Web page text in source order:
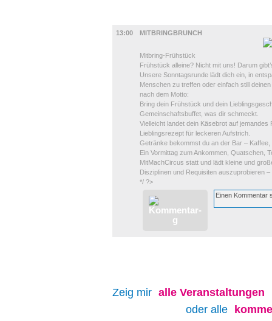
13:00
MITBRINGBRUNCH
Mitbring-Frühstück
Frühstück alleine? Nicht mit uns! Darum
Unsere Sonntagsrunde lädt dich ein, in
Menschen zu treffen oder einfach still
nach dem Motto:
Bring dein Frühstück und dein
Gemeinschaftsbuffet, was dir schmeckt.
Vielleicht landet dein Käsebrot auf
Lieblingsrezept für leckeren Aufstrich.
Getränke bekommst du an der Bar – Kaffee,
Ein Vormittag zum Ankommen, Quatschen,
MitMachCircus statt und lädt kleine und
Disziplinen und Requisiten auszuprobieren
*/ ?>
Zeig mir alle Veranstaltungen
oder alle